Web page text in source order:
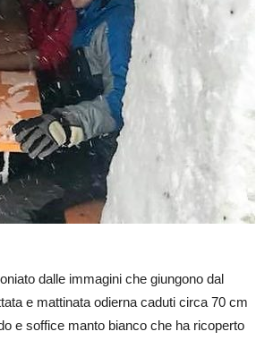
dalle immagini che giungono dal
e mattinata odierna caduti circa 70 cm
e soffice manto bianco che ha ricoperto